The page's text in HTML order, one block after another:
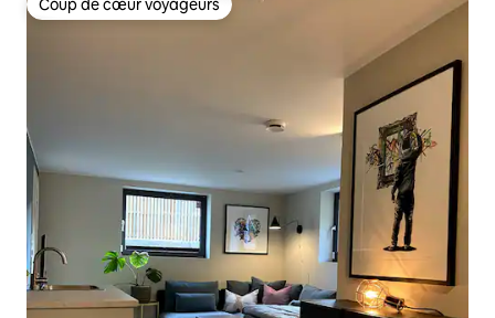
Coup de cœur voyageurs
Coup de cœur voyageurs